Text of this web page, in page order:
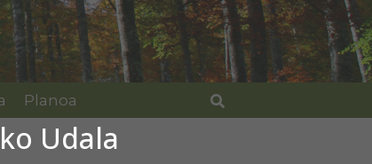
Udala
Planoa
Bilatu